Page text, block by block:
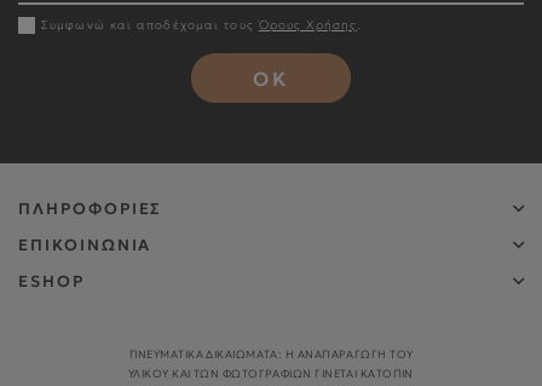
Συμφωνώ και αποδέχομαι τουςΌρους Χρήσης .
OK
ΠΛΗΡΟΦΟΡΙΕΣ
ΕΠΙΚΟΙΝΩΝΙΑ
ESHOP
ΠΝΕΥΜΑΤΙΚΑ ΔΙΚΑΙΩΜΑΤΑ: Η ΑΝΑΠΑΡΑΓΩΓΉ ΤΟΥ
ΥΛΙΚΟΎ ΚΑΙ ΤΩΝ ΦΩΤΟΓΡΑΦΙΏΝ ΓΊΝΕΤΑΙ ΚΑΤΌΠΙΝ